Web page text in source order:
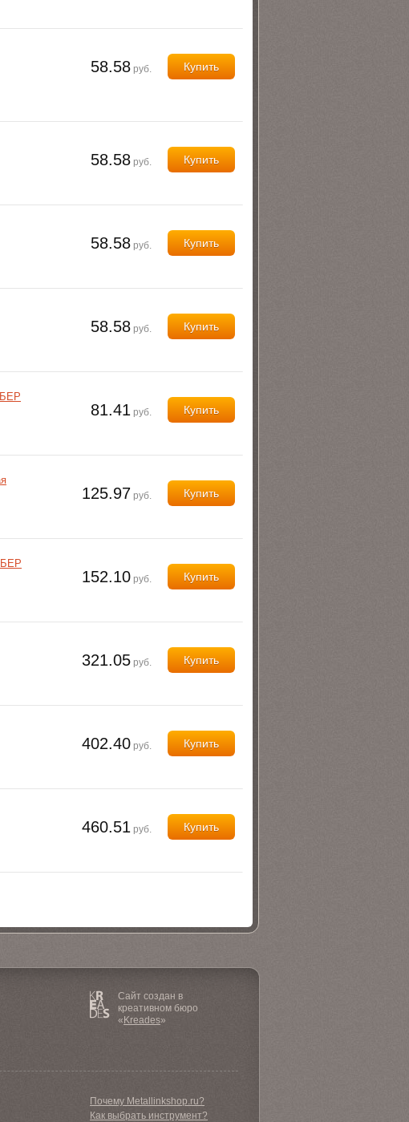
58.58 руб. Купить
58.58 руб. Купить
58.58 руб. Купить
58.58 руб. Купить
81.41 руб. Купить
125.97 руб. Купить
152.10 руб. Купить
321.05 руб. Купить
402.40 руб. Купить
460.51 руб. Купить
Сайт создан в
креативном бюро
« Kreades»
Почему Metallinkshop.ru?
Как выбрать инструмент?